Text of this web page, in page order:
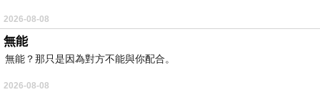
2026-08-08
無能
無能？那只是因為對方不能與你配合。
2026-08-08